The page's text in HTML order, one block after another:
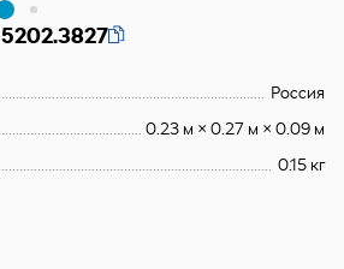
5202.3827
Россия
0.23 м × 0.27 м × 0.09 м
0.15 кг